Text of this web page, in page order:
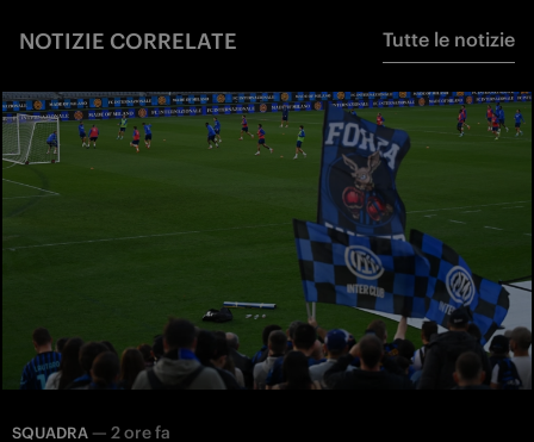
NOTIZIE CORRELATE Tutte le notizie
SQUADRA — 2 ore fa